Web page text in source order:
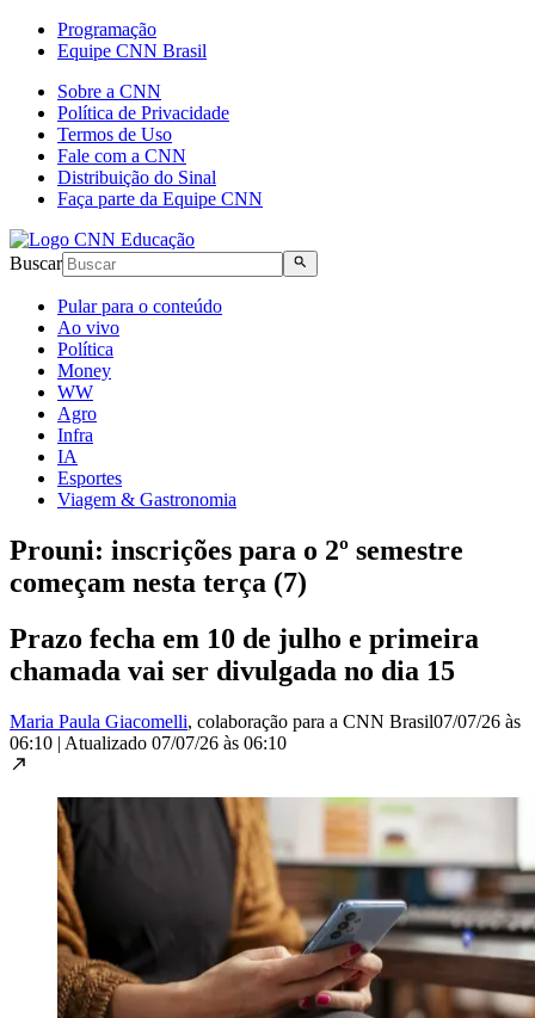
Programação
Equipe CNN Brasil
Sobre a CNN
Política de Privacidade
Termos de Uso
Fale com a CNN
Distribuição do Sinal
Faça parte da Equipe CNN
Buscar
Pular para o conteúdo
Ao vivo
Política
Money
WW
Agro
Infra
IA
Esportes
Viagem & Gastronomia
Prouni: inscrições para o 2º semestre
começam nesta terça (7)
Prazo fecha em 10 de julho e primeira
chamada vai ser divulgada no dia 15
Maria Paula Giacomelli, colaboração para a CNN Brasil07/07/26 às
06:10 | Atualizado 07/07/26 às 06:10